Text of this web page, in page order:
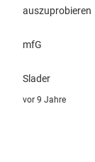
auszuprobieren
mfG
Slader
vor 9 Jahre